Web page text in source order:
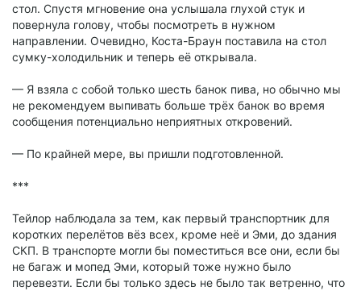
стол. Спустя мгновение она услышала глухой стук и
повернула голову, чтобы посмотреть в нужном
направлении. Очевидно, Коста-Браун поставила на стол
сумку-холодильник и теперь её открывала.
— Я взяла с собой только шесть банок пива, но обычно мы
не рекомендуем выпивать больше трёх банок во время
сообщения потенциально неприятных откровений.
— По крайней мере, вы пришли подготовленной.
***
Тейлор наблюдала за тем, как первый транспортник для
коротких перелётов вёз всех, кроме неё и Эми, до здания
СКП. В транспорте могли бы поместиться все они, если бы
не багаж и мопед Эми, который тоже нужно было
перевезти. Если бы только здесь не было так ветренно, что